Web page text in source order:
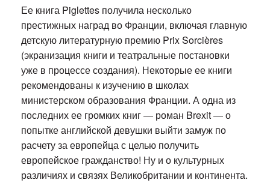
Ее книга Piglettes получила несколько
престижных наград во Франции, включая главную
детскую литературную премию Prix Sorcières
(экранизация книги и театральные постановки
уже в процессе создания). Некоторые ее книги
рекомендованы к изучению в школах
министерском образования Франции. А одна из
последних ее громких книг — роман Brexit — о
попытке английской девушки выйти замуж по
расчету за европейца с целью получить
европейское гражданство! Ну и о культурных
различиях и связях Великобритании и континента.